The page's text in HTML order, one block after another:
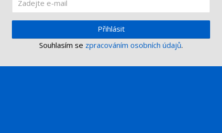
Přihlásit
Souhlasím se zpracováním osobních údajů.